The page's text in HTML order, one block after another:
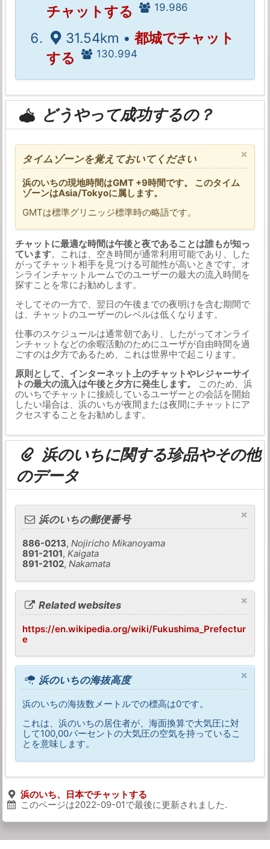
チャットする
19.986
31.54km • 都城でチャット
する
130.994
どうやって成功するの？
×
タイムゾーンを覚えておいてください
浜のいちの現地時間はGMT +9時間です。 このタイム
ゾーンはAsia/Tokyoに属します。
GMTは標準グリニッジ標準時の略語です。
チャットに最適な時間は午後と夜であることは誰もが知っ
ています。これは、空き時間が通常利用可能であり、した
がってチャット相手を見つける可能性が高いときです。オ
ンラインチャットルームでのユーザーの最大の流入時間を
探すことを常にお勧めします。
そしてその一方で、翌日の午後までの夜明けを含む期間で
は、チャットのユーザーのレベルは低くなります。
仕事のスケジュールは通常朝であり、したがってオンライ
ンチャットなどの余暇活動のためにユーザが自由時間を過
ごすのは夕方であるため、これは世界中で起こります。
原則として、インターネット上のチャットやレジャーサイ
トの最大の流入は午後と夕方に発生します。
このため、浜
のいちでチャットに接続しているユーザーとの会話を開始
したい場合は、浜のいちが夜間または夜間にチャットにア
クセスすることをお勧めします。
浜のいちに関する珍品やその他
のデータ
×
浜のいちの郵便番号
886-0213,Nojiricho Mikanoyama
891-2101,Kaigata
891-2102,Nakamata
×
Related websites
https://en.wikipedia.org/wiki/Fukushima_Prefectur
e
×
浜のいちの海抜高度
浜のいちの海抜数メートルでの標高は0です。
これは、浜のいちの居住者が、海面換算で大気圧に対
して100,00パーセントの大気圧の空気を持っているこ
とを意味します。
浜のいち、日本でチャットする
このページは2022-09-01で最後に更新されました.